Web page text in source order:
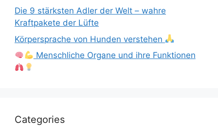
Die 9 stärksten Adler der Welt – wahre
Kraftpakete der Lüfte
Körpersprache von Hunden verstehen
Menschliche Organe und ihre Funktionen
Categories